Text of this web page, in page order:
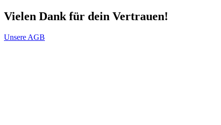
Vielen Dank für dein Vertrauen!
Unsere AGB